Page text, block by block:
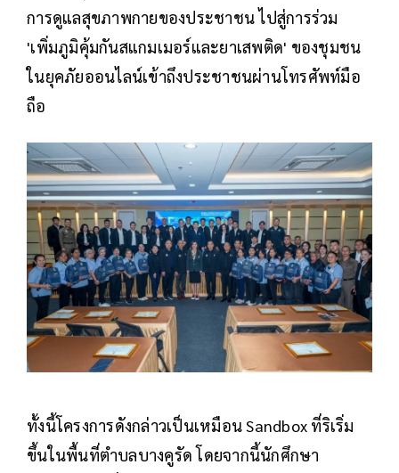
การดูแลสุขภาพกายของประชาชน ไปสู่การร่วม
'เพิ่มภูมิคุ้มกันสแกมเมอร์และยาเสพติด' ของชุมชน
ในยุคภัยออนไลน์เข้าถึงประชาชนผ่านโทรศัพท์มือ
ถือ
ทั้งนี้โครงการดังกล่าวเป็นเหมือน Sandbox ที่ริเริ่ม
ขึ้นในพื้นที่ตำบลบางคูรัด โดยจากนี้นักศึกษา